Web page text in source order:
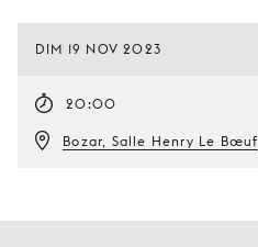
DIM 19 NOV 2023
20:00
Bozar, Salle Henry Le Bœuf